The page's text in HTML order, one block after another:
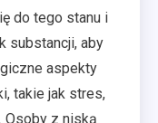
do tego stanu i
substancji, aby
aspekty
takie jak stres,
Osoby z niską